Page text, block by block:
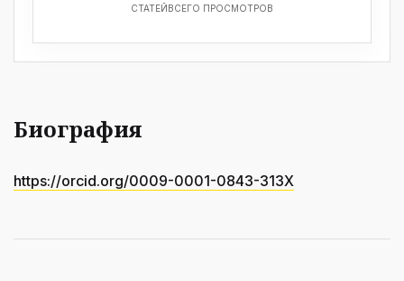
СТАТЕЙВСЕГО ПРОСМОТРОВ
Биография
https://orcid.org/0009-0001-0843-313X